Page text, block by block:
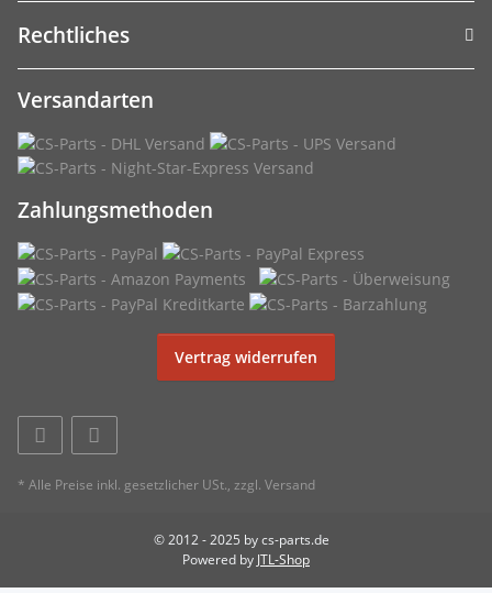
Rechtliches
Versandarten
Zahlungsmethoden
Vertrag widerrufen
* Alle Preise inkl. gesetzlicher USt., zzgl. Versand
© 2012 - 2025 by cs-parts.de
Powered by JTL-Shop